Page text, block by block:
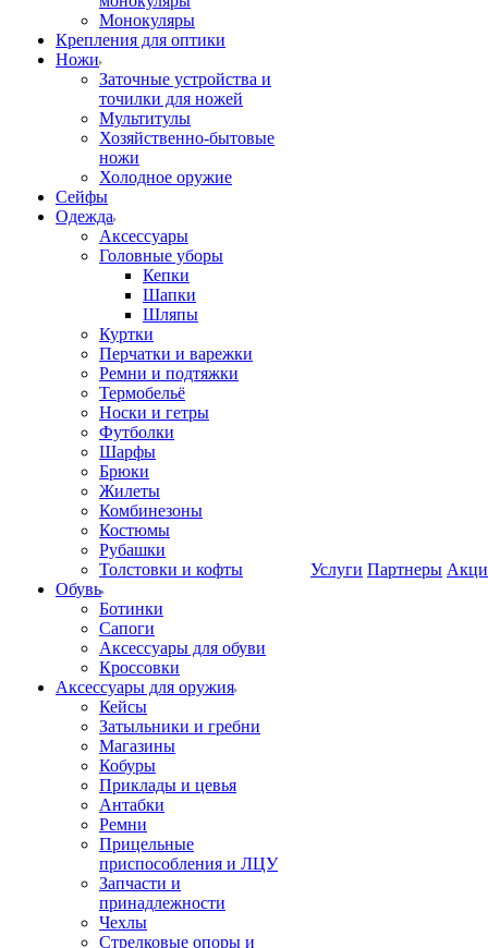
Монокуляры
Крепления для оптики
Ножи
Заточные устройства и
точилки для ножей
Мультитулы
Хозяйственно-бытовые
ножи
Холодное оружие
Сейфы
Одежда
Аксессуары
Головные уборы
Кепки
Шапки
Шляпы
Куртки
Перчатки и варежки
Ремни и подтяжки
Термобельё
Носки и гетры
Футболки
Шарфы
Брюки
Жилеты
Комбинезоны
Костюмы
Рубашки
Толстовки и кофты
Обувь
Ботинки
Сапоги
Аксессуары для обуви
Кроссовки
Аксессуары для оружия
Кейсы
Затыльники и гребни
Магазины
Кобуры
Приклады и цевья
Антабки
Ремни
Прицельные
приспособления и ЛЦУ
Запчасти и
принадлежности
Чехлы
Стрелковые опоры и
Услуги Партнеры